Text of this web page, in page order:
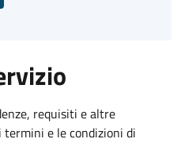
requisiti e altre
e le condizioni di